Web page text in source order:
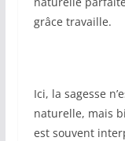
grâce travaille.
Ici, la sagesse
naturelle, mais
est souvent